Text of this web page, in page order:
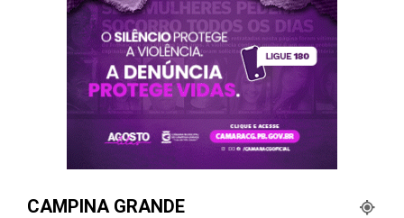
CAMPINA GRANDE